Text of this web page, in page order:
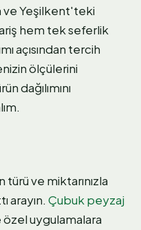
ve Yeşilkent'teki
hem tek seferlik
açısından tercih
ölçülerini
dağılımını
türü ve miktarınızla
arayın. Çubuk peyzaj
uygulamalara